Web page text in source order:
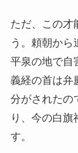
ただ、この才
う。頼朝から
平泉の地で自
義経の首は弁
分がされたの
り、今の白
す。